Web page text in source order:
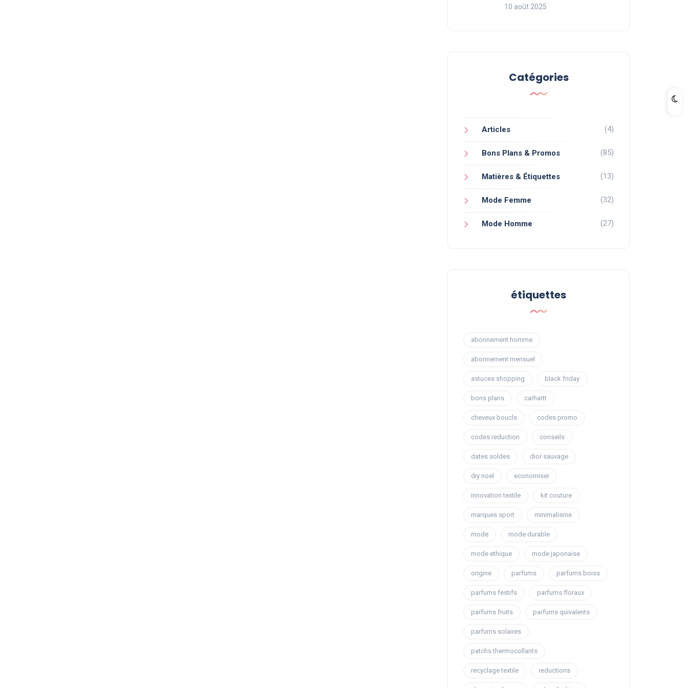
10 août 2025
Catégories
Articles (4)
Bons Plans & Promos (85)
Matières & Étiquettes (13)
Mode Femme (32)
Mode Homme (27)
étiquettes
abonnement homme
abonnement mensuel
astuces shopping black friday
bons plans carhartt
cheveux boucls codes promo
codes reduction conseils
dates soldes dior sauvage
diy noel economiser
innovation textile kit couture
marques sport minimalisme
mode mode durable
mode ethique mode japonaise
origine parfums parfums boiss
parfums festifs parfums floraux
parfums fruits parfums quivalents
parfums solaires
patchs thermocollants
recyclage textile reductions